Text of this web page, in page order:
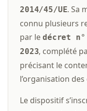
2014/45/UE. Sa
connu plusieurs
par le décret n°
2023, complété
précisant le
l’organisation
Le dispositif